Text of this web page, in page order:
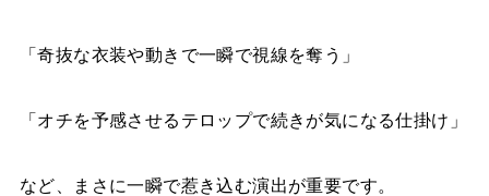
「奇抜な衣装や動きで一瞬で視線を奪う」
「オチを予感させるテロップで続きが気になる仕掛け」
など、まさに一瞬で惹き込む演出が重要です。